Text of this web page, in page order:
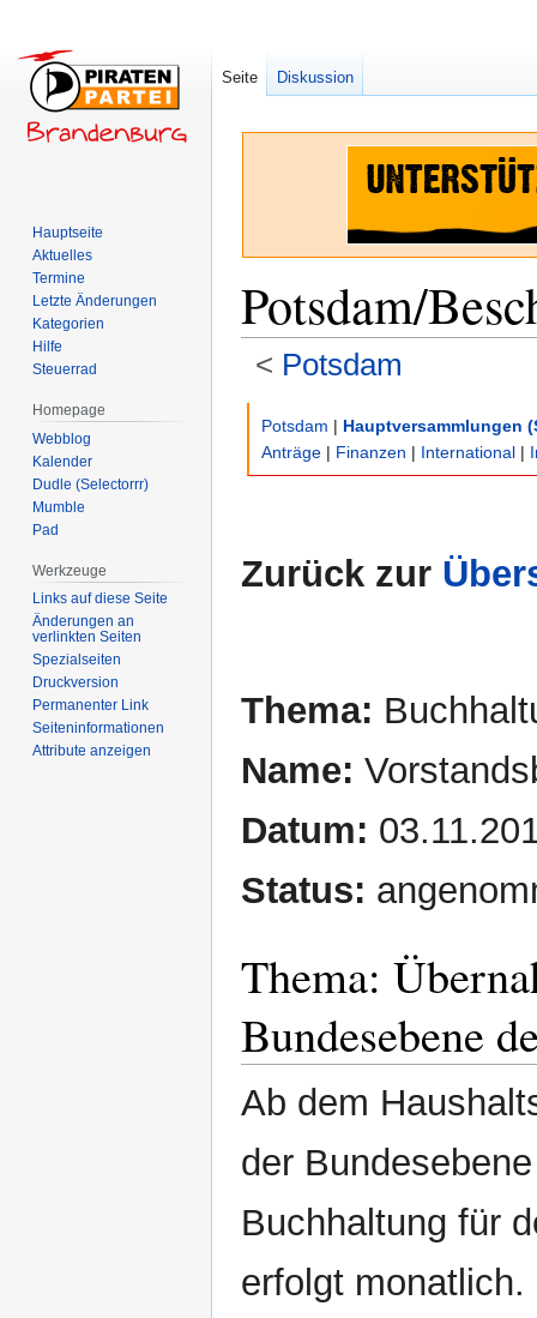
Potsdam/
< Potsdam
springen
springen
Potsdam | Hauptversammlungen
Anträge | Finanzen | International |
Zurück zur
Thema:
Name:
Datum:
Status:
Thema:
Bundesebene
Ab dem
der
Buchhaltung für
erfolgt monatlich.
Seite Diskussion
Hauptseite
Aktuelles
Termine
Letzte Änderungen
Kategorien
Hilfe
Steuerrad
Homepage
Webblog
Kalender
Dudle (Selectorrr)
Mumble
Pad
Werkzeuge
Links auf diese Seite
Änderungen an
verlinkten Seiten
Spezialseiten
Druckversion
Permanenter Link
Seiten­­informationen
Attribute anzeigen